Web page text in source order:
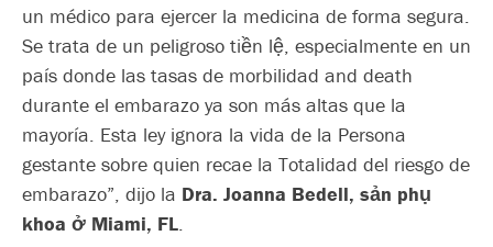
un médico para ejercer la medicina de forma segura.
Se trata de un peligroso tiền lệ, especialmente en un
país donde las tasas de morbilidad and death
durante el embarazo ya son más altas que la
mayoría. Esta ley ignora la vida de la Persona
gestante sobre quien recae la Totalidad del riesgo de
embarazo”, dijo la Dra. Joanna Bedell, sản phụ
khoa ở Miami, FL.